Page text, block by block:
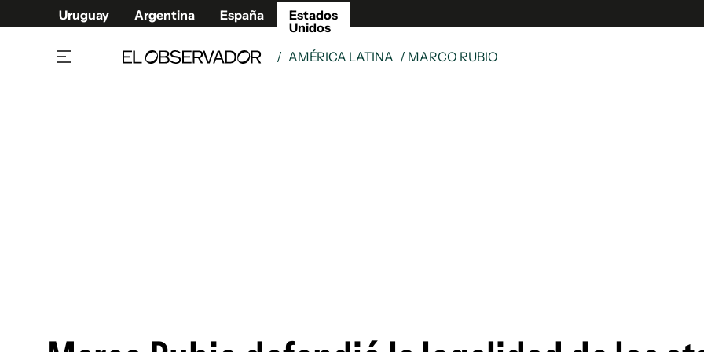
Uruguay Argentina España
Estados
Unidos
/ AMÉRICA LATINA / MARCO RUBIO